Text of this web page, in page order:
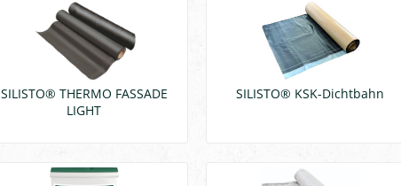
SILISTO® THERMO FASSADE
LIGHT
SILISTO® KSK-Dichtbahn